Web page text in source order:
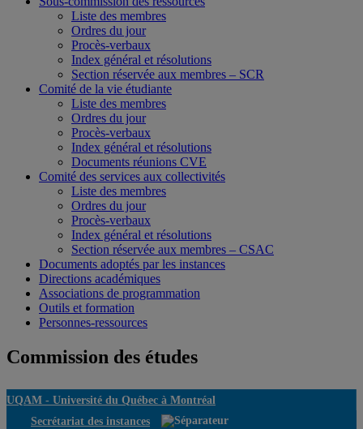
Liste des membres
Ordres du jour
Procès-verbaux
Index général et résolutions
Section réservée aux membres – SCR
Comité de la vie étudiante
Liste des membres
Ordres du jour
Procès-verbaux
Index général et résolutions
Documents réunions CVE
Comité des services aux collectivités
Liste des membres
Ordres du jour
Procès-verbaux
Index général et résolutions
Section réservée aux membres – CSAC
Documents adoptés par les instances
Directions académiques
Associations de programmation
Outils et formation
Personnes-ressources
Commission des études
UQAM - Université du Québec à Montréal
Secrétariat des instances